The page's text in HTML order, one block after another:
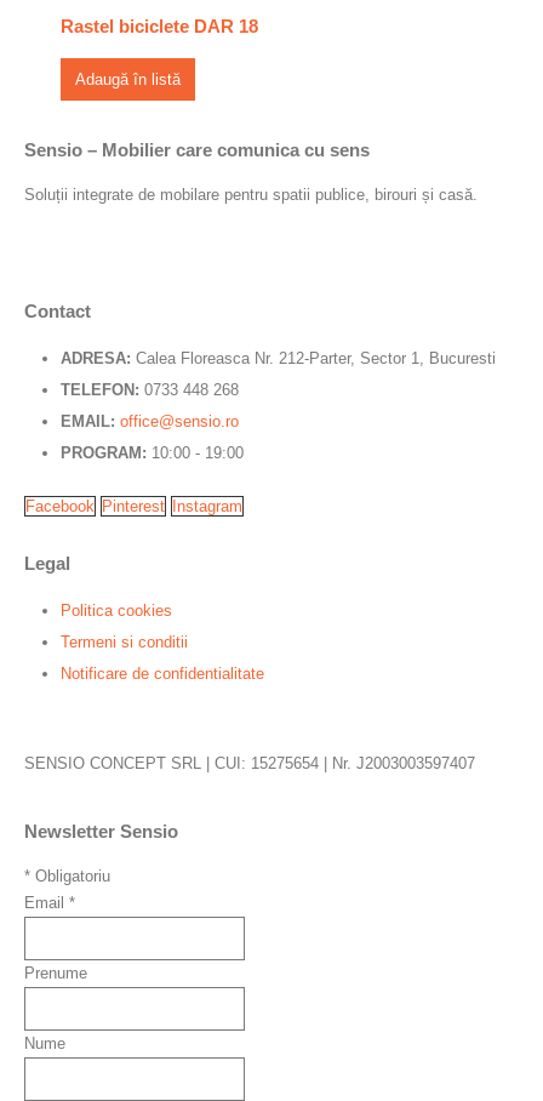
Rastel biciclete DAR 18
Adaugă în listă
Sensio – Mobilier care comunica cu sens
Soluții integrate de mobilare pentru spatii publice, birouri și casă.
Contact
ADRESA: Calea Floreasca Nr. 212-Parter, Sector 1, Bucuresti
TELEFON: 0733 448 268
EMAIL: office@sensio.ro
PROGRAM: 10:00 - 19:00
Facebook Pinterest Instagram
Legal
Politica cookies
Termeni si conditii
Notificare de confidentialitate
SENSIO CONCEPT SRL | CUI: 15275654 | Nr. J2003003597407
Newsletter Sensio
* Obligatoriu
Email *
Prenume
Nume